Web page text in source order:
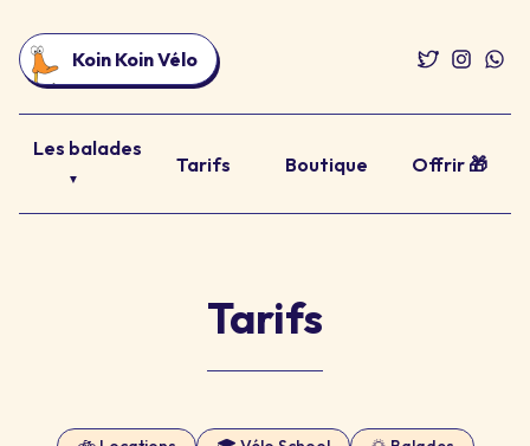
Koin Koin Vélo
Les balades
▼
Tarifs Boutique Offrir 🎁
Tarifs